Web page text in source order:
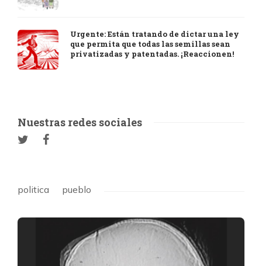
Urgente: Están tratando de dictar una ley
que permita que todas las semillas sean
privatizadas y patentadas. ¡Reaccionen!
Nuestras redes sociales
politica pueblo